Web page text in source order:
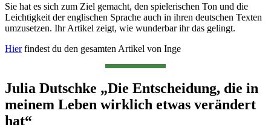
Sie hat es sich zum Ziel gemacht, den spielerischen Ton und die
Leichtigkeit der englischen Sprache auch in ihren deutschen Texten
umzusetzen. Ihr Artikel zeigt, wie wunderbar ihr das gelingt.
Hierfindest du den gesamten Artikel von Inge
Julia Dutschke „Die Entscheidung, die in
meinem Leben wirklich etwas verändert
hat“